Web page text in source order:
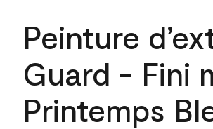
Peinture
Guard - Fini
Printemps